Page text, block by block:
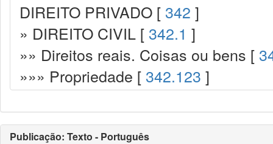
DIREITO PRIVADO [ 342 ]
» DIREITO CIVIL [ 342.1 ]
»» Direitos reais. Coisas ou bens [
»»» Propriedade [ 342.123 ]
Publicação: Texto - Português